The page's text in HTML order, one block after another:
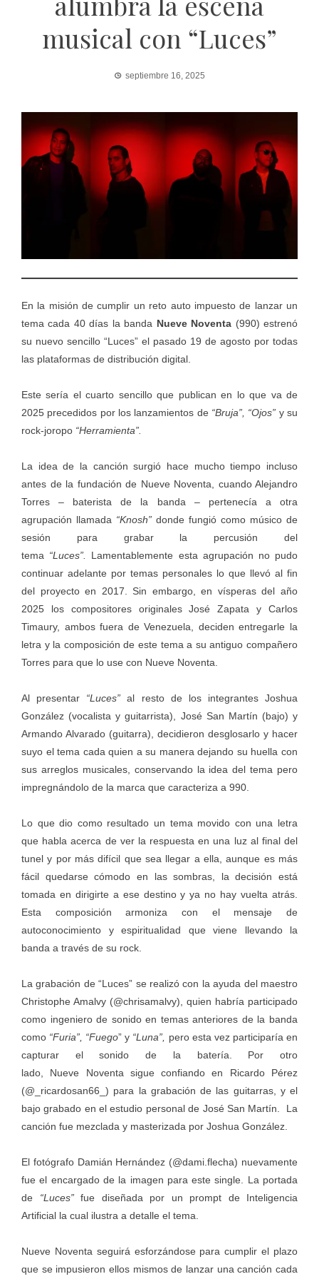
musical con “Luces”
septiembre 16, 2025
En la misión de cumplir un reto auto impuesto de lanzar un
tema cada 40 días la banda Nueve Noventa (990) estrenó
su nuevo sencillo “Luces” el pasado 19 de agosto por todas
las plataformas de distribución digital.
Este sería el cuarto sencillo que publican en lo que va de
2025 precedidos por los lanzamientos de “Bruja”, “Ojos” y su
rock-joropo “Herramienta”.
La idea de la canción surgió hace mucho tiempo incluso
antes de la fundación de Nueve Noventa, cuando Alejandro
Torres – baterista de la banda – pertenecía a otra
agrupación llamada “Knosh” donde fungió como músico de
sesión para grabar la percusión del
tema “Luces”.
Lamentablemente esta agrupación no pudo
continuar adelante por temas personales lo que llevó al fin
del proyecto en 2017. Sin embargo, en vísperas del año
2025 los compositores originales José Zapata y Carlos
Timaury, ambos fuera de Venezuela, deciden entregarle la
letra y la composición de este tema a su antiguo compañero
Torres para que lo use con Nueve Noventa.
Al presentar “Luces” al resto de los integrantes Joshua
González (vocalista y guitarrista), José San Martín (bajo) y
Armando Alvarado (guitarra), decidieron desglosarlo y hacer
suyo el tema cada quien a su manera dejando su huella con
sus arreglos musicales, conservando la idea del tema pero
impregnándolo de la marca que caracteriza a 990.
Lo que dio como resultado un tema movido con una letra
que habla acerca de ver la respuesta en una luz al final del
tunel y por más difícil que sea llegar a ella, aunque es más
fácil quedarse cómodo en las sombras, la decisión está
tomada en dirigirte a ese destino y ya no hay vuelta atrás.
Esta composición armoniza con el mensaje de
autoconocimiento y espiritualidad que viene llevando la
banda a través de su rock.
La grabación de “Luces” se realizó con la ayuda del maestro
Christophe Amalvy (@chrisamalvy), quien habría participado
como ingeniero de sonido en temas anteriores de la banda
como “Furia”, “Fuego” y “Luna”,
pero esta vez participaría en
capturar el sonido de la batería. Por otro
lado, Nueve Noventa sigue confiando en Ricardo Pérez
(@ _ricardosan66_) para la grabación de las guitarras, y el
bajo grabado en el estudio personal de José San Martín. La
canción fue mezclada y masterizada por Joshua González.
El fotógrafo Damián Hernández (@dami.flecha) nuevamente
fue el encargado de la imagen para este single. La portada
de “Luces”fue diseñada por un prompt de Inteligencia
Artificial la cual ilustra a detalle el tema.
Nueve Noventa seguirá esforzándose para cumplir el plazo
que se impusieron ellos mismos de lanzar una canción cada